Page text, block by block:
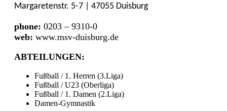
Margaretenstr. 5-7 | 47055 Duisburg
phone: 0203 – 9310-0
web: www.msv-duisburg.de
ABTEILUNGEN:
Fußball / 1. Herren (3.Liga)
Fußball / U23 (Oberliga)
Fußball / 1. Damen (2.Liga)
Damen-Gymnastik